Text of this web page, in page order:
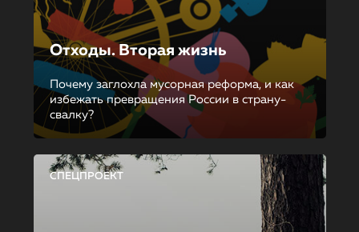
Отходы. Вторая жизнь
Почему заглохла мусорная реформа, и как
избежать превращения России в страну-
свалку?
СПЕЦПРОЕКТ